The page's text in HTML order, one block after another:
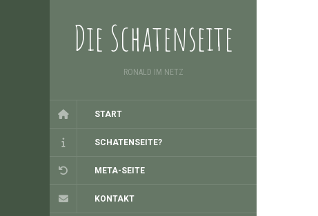
Die Schatenseite
RONALD IM NETZ
START
SCHATENSEITE?
META-SEITE
KONTAKT